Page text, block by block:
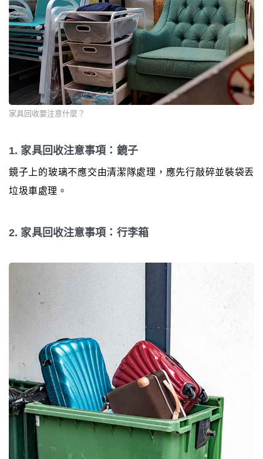
家具回收要注意什麼？
1. 家具回收注意事項：鏡子
鏡子上的玻璃不應交由清潔隊處理，應先行敲碎並裝袋丟
垃圾車處理。
2. 家具回收注意事項：行李箱